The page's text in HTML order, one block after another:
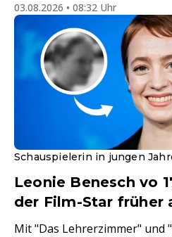
03.08.2026 • 08:32 Uhr
Schauspielerin in jungen
Leonie Benesch vo
der Film-Star früher
Mit "Das Lehrerzimmer" und